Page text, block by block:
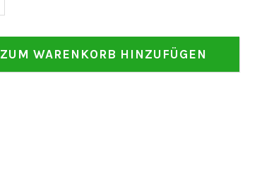
ZUM WARENKORB HINZUFÜGEN